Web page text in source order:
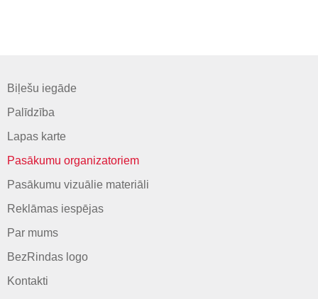
Biļešu iegāde
Palīdzība
Lapas karte
Pasākumu organizatoriem
Pasākumu vizuālie materiāli
Reklāmas iespējas
Par mums
BezRindas logo
Kontakti